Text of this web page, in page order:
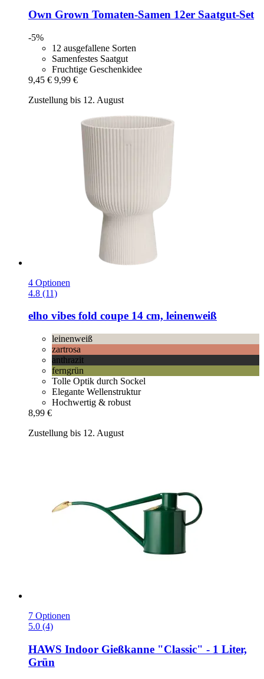
Own Grown Tomaten-​Samen 12er Saatgut-​Set
-5%
12 ausgefallene Sorten
Samenfestes Saatgut
Fruchtige Geschenkidee
9,45 € 9,99 €
Zustellung bis 12. August
4 Optionen
4.8 (11)
elho vibes fold coupe 14 cm, leinenweiß
leinenweiß
zartrosa
anthrazit
ferngrün
Tolle Optik durch Sockel
Elegante Wellenstruktur
Hochwertig & robust
8,99 €
Zustellung bis 12. August
7 Optionen
5.0 (4)
HAWS Indoor Gießkanne "Classic" -​ 1 Liter,
Grün